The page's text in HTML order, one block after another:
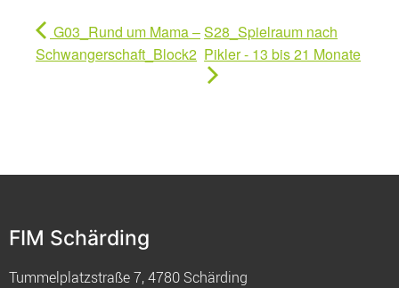
G03_Rund um Mama –
Schwangerschaft_Block2
S28_Spielraum nach
Pikler - 13 bis 21 Monate
FIM Schärding
Tummelplatzstraße 7, 4780 Schärding